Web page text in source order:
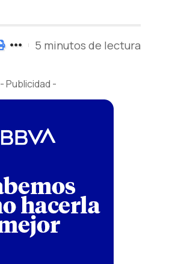
5 minutos de lectura
- Publicidad -